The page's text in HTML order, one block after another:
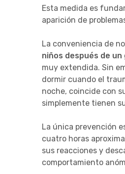
Esta medida es
aparición de
La conveniencia de no
niños después de un
muy extendida. Sin
dormir cuando el
noche, coincide con
simplemente tienen
La única prevención
cuatro horas
sus reacciones y
comportamiento